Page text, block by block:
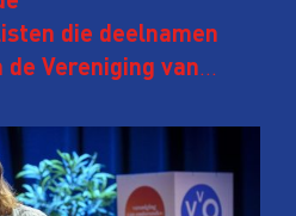
die deelnamen
de Vereniging van
te maken met
of een juridische
eigen werk. Dat kost